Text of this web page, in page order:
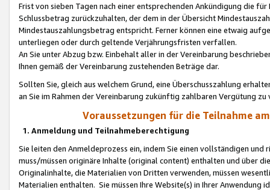
Frist von sieben Tagen nach einer entsprechenden Ankündigung die
Schlussbetrag zurückzuhalten, der dem in der Übersicht
Mindestauszahlungsbetrag entspricht. Ferner können eine etwaig
unterliegen oder durch geltende Verjährungsfristen verfallen.
An Sie unter Abzug bzw. Einbehalt aller in der Vereinbarung
Ihnen gemäß der Vereinbarung zustehenden Beträge dar.
Sollten Sie, gleich aus welchem Grund, eine Überschusszahlung
an Sie im Rahmen der Vereinbarung zukünftig zahlbaren Vergütung zu
Voraussetzungen für die Teilnahme
1. Anmeldung und Teilnahmeberechtigung
Sie leiten den Anmeldeprozess ein, indem Sie einen vollständigen
muss/müssen originäre Inhalte (original content) enthalten und über
Originalinhalte, die Materialien von Dritten verwenden, müssen
Materialien enthalten. Sie müssen Ihre Website(s) in Ihrer Anwendung